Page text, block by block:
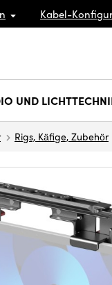
Kabel-
UND
Rigs, Käfige, Zubehör